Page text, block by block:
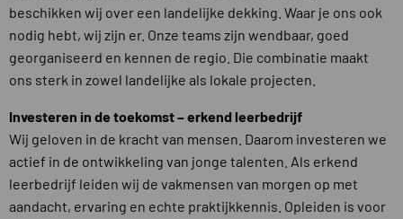
beschikken wij over een landelijke dekking. Waar je ons ook
nodig hebt, wij zijn er. Onze teams zijn wendbaar, goed
georganiseerd en kennen de regio. Die combinatie maakt
ons sterk in zowel landelijke als lokale projecten.
Investeren in de toekomst – erkend leerbedrijf
Wij geloven in de kracht van mensen. Daarom investeren we
actief in de ontwikkeling van jonge talenten. Als erkend
leerbedrijf leiden wij de vakmensen van morgen op met
aandacht, ervaring en echte praktijkkennis. Opleiden is voor